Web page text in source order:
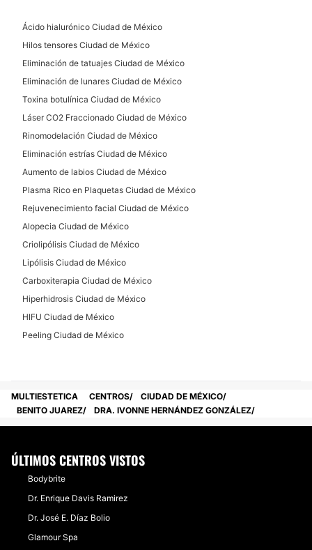
Microblading
DERMATOLOGÍA
Eliminación de verrugas
Eliminación de lunares
Manchas en la Piel
Tratamiento antiacné
Ácido hialurónico Ciudad de México
Hilos tensores Ciudad de México
Eliminación de tatuajes Ciudad de México
Eliminación de lunares Ciudad de México
Toxina botulínica Ciudad de México
Láser CO2 Fraccionado Ciudad de México
Rinomodelación Ciudad de México
Eliminación estrías Ciudad de México
Aumento de labios Ciudad de México
Plasma Rico en Plaquetas Ciudad de México
Rejuvenecimiento facial Ciudad de México
Alopecia Ciudad de México
Criolipólisis Ciudad de México
Lipólisis Ciudad de México
Carboxiterapia Ciudad de México
Hiperhidrosis Ciudad de México
HIFU Ciudad de México
Peeling Ciudad de México
MULTIESTETICA CENTROS
CIUDAD DE MÉXICO
BENITO JUAREZ
DRA. IVONNE HERNÁNDEZ GONZÁLEZ
ÚLTIMOS CENTROS VISTOS
Bodybrite
Dr. Enrique Davis Ramirez
Dr. José E. Díaz Bolio
Glamour Spa